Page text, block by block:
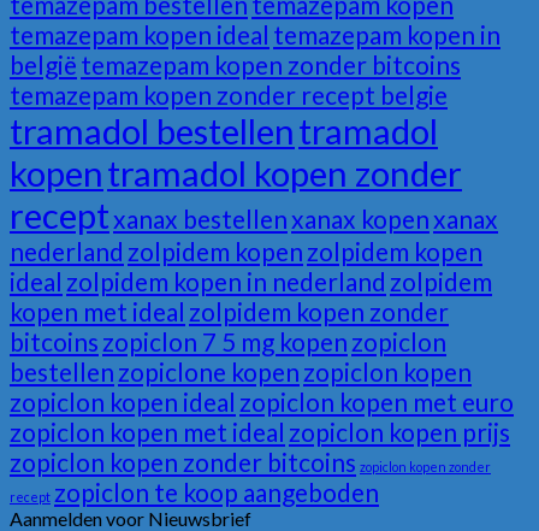
temazepam kopen ideal temazepam kopen in
belgië temazepam kopen zonder bitcoins
temazepam kopen zonder recept belgie
tramadol bestellentramadol
kopentramadol kopen zonder
receptxanax bestellenxanax kopenxanax
nederland zolpidem kopen zolpidem kopen
ideal zolpidem kopen in nederland zolpidem
kopen met ideal zolpidem kopen zonder
bitcoins zopiclon 7 5 mg kopen zopiclon
bestellen zopiclone kopen zopiclon kopen
zopiclon kopen ideal zopiclon kopen met euro
zopiclon kopen met ideal zopiclon kopen prijs
zopiclon kopen zonder bitcoins zopiclon kopen zonder
recept zopiclon te koop aangeboden
Aanmelden voor Nieuwsbrief